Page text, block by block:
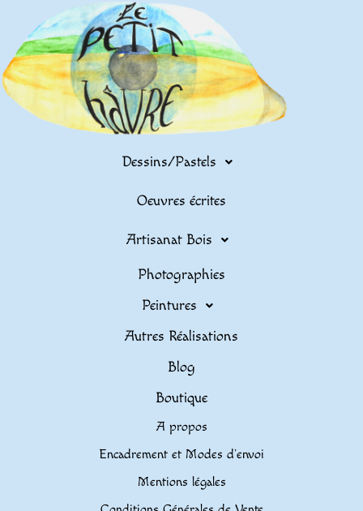
Dessins/Pastels
Oeuvres écrites
Artisanat Bois
Photographies
Peintures
Autres Réalisations
Blog
Boutique
A propos
Encadrement et Modes d’envoi
Mentions légales